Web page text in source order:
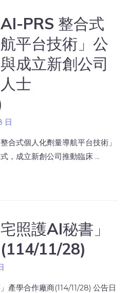
PRS 整合式
平台技術」公
成立新創公司
士
日
合式個人化劑量導航平台技術」
，成立新創公司推動臨床 …
照護AI秘書」
11/28)
產學合作廠商(114/11/28) 公告日